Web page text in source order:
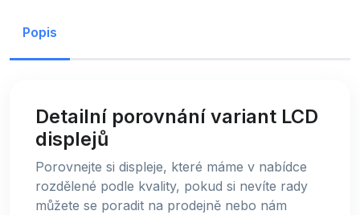
Popis
Detailní porovnání variant LCD
displejů
Porovnejte si displeje, které máme v nabídce
rozdělené podle kvality, pokud si nevíte rady
můžete se poradit na prodejně nebo nám